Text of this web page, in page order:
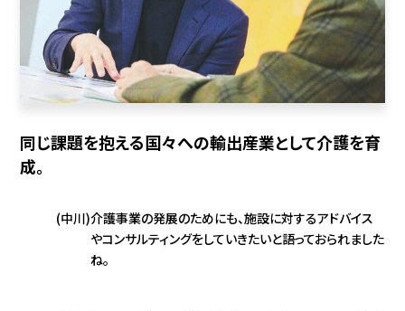
同じ課題を抱える国々への輸出産業として介護を育
成。
(中川)介護事業の発展のためにも、施設に対するアドバイス
やコンサルティングをしていきたいと語っておられました
ね。